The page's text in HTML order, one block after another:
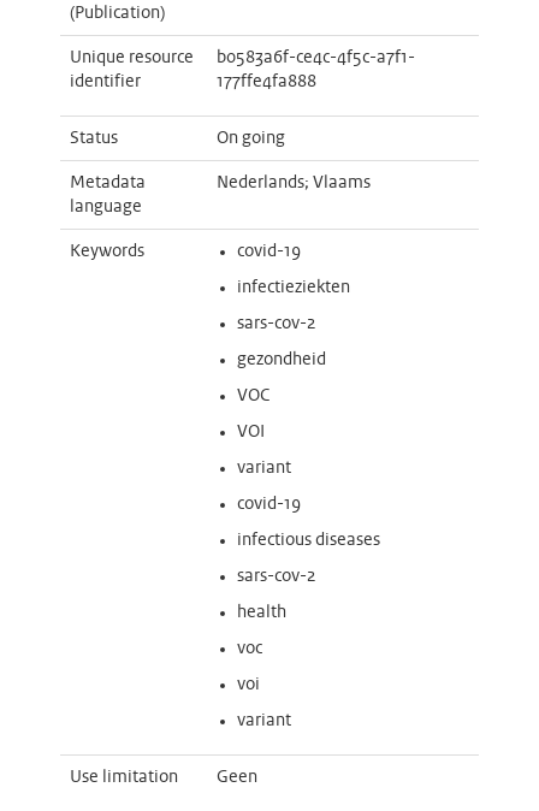
(Publication)
Unique resource
identifier
b0583a6f-ce4c-4f5c-a7f1-
177ffe4fa888
Status On going
Metadata
language
Nederlands; Vlaams
Keywords covid-19
infectieziekten
sars-cov-2
gezondheid
VOC
VOI
variant
covid-19
infectious diseases
sars-cov-2
health
voc
voi
variant
Use limitation Geen